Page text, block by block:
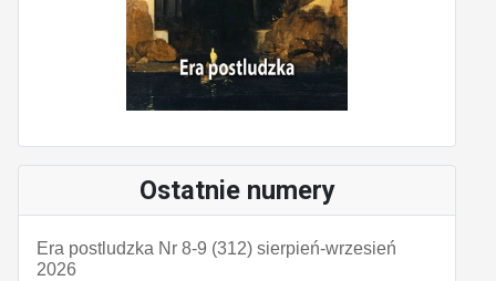
Ostatnie numery
Era postludzka Nr 8-9 (312) sierpień-wrzesień
2026